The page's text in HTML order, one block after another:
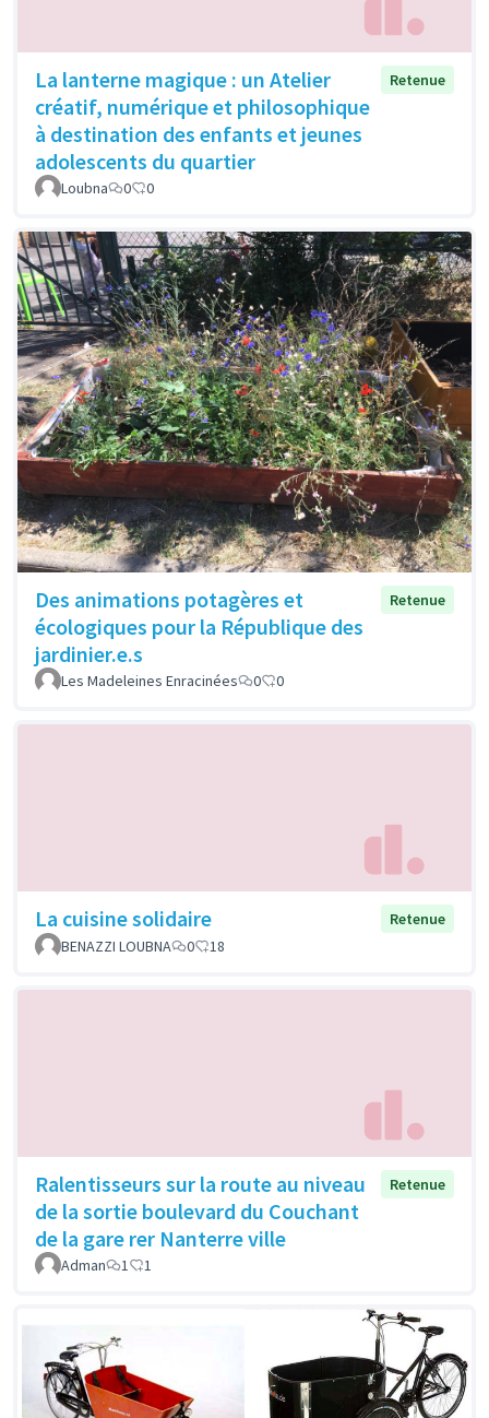
La lanterne magique : un Atelier
créatif, numérique et philosophique
à destination des enfants et jeunes
adolescents du quartier
Retenue
Loubna 0 0
Des animations potagères et
écologiques pour la République des
jardinier.e.s
Retenue
Les Madeleines Enracinées 0 0
La cuisine solidaire
Retenue
BENAZZI LOUBNA
0 18
Ralentisseurs sur la route au niveau
de la sortie boulevard du Couchant
de la gare rer Nanterre ville
Retenue
Adman 1 1